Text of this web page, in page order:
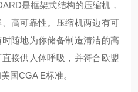
是框架式结构的压缩机，
高可靠性。压缩机两边有可
随地为你储备制造清洁的高
接供人体呼吸，并符合欧盟
国CGA E标准。